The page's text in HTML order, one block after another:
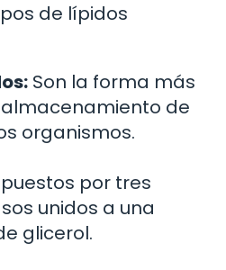
de lípidos
Son la forma más
de
organismos.
por tres
unidos a una
glicerol.